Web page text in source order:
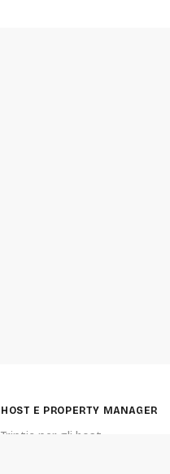
HOST E PROPERTY MANAGER
Triptic per gli host